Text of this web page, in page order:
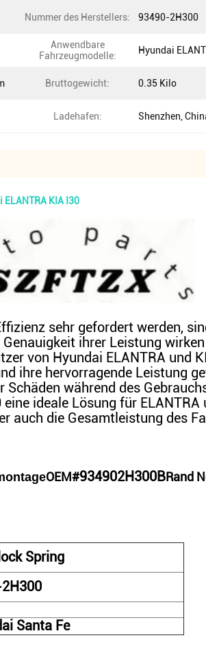
Nummer des Herstellers: 93490-2H300
Anwendbare
Fahrzeugmodelle:
Hyundai
Bruttogewicht: 0.35 Kilo
Ladehafen: Shenzhen,
KIA I30
sehr gefordert werden,
ihrer Leistung
von Hyundai ELANTRA und
ihre hervorragende Leistung
während des
ideale Lösung für
auch die Gesamtleistung des
OEM#934902H300BRand
Spring
Santa Fe